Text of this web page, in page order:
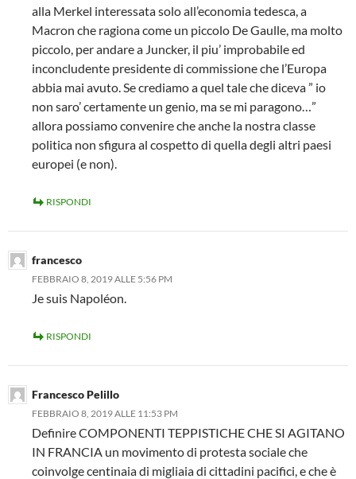
alla Merkel interessata solo all’economia tedesca, a
Macron che ragiona come un piccolo De Gaulle, ma molto
piccolo, per andare a Juncker, il piu’ improbabile ed
inconcludente presidente di commissione che l’Europa
abbia mai avuto. Se crediamo a quel tale che diceva ” io
non saro’ certamente un genio, ma se mi paragono…”
allora possiamo convenire che anche la nostra classe
politica non sfigura al cospetto di quella degli altri paesi
europei (e non).
RISPONDI
francesco
FEBBRAIO 8, 2019 ALLE 5:56 PM
Je suis Napoléon.
RISPONDI
Francesco Pelillo
FEBBRAIO 8, 2019 ALLE 11:53 PM
Definire COMPONENTI TEPPISTICHE CHE SI AGITANO
IN FRANCIA un movimento di protesta sociale che
coinvolge centinaia di migliaia di cittadini pacifici, e che è